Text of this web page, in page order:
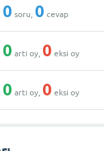
0 soru,0 cevap
0 artı oy,0 eksi oy
0 artı oy,0 eksi oy